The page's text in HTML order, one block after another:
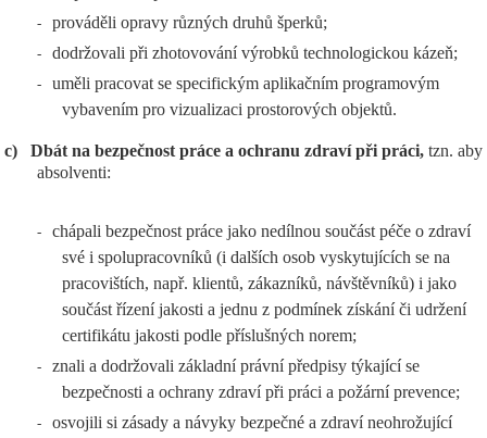
- prováděli opravy různých druhů šperků;
- dodržovali při zhotovování výrobků technologickou kázeň;
-
uměli pracovat se specifickým aplikačním programovým
vybavením pro vizualizaci prostorových objektů.
c) Dbát na bezpečnost práce a ochranu zdraví při práci, tzn. aby
absolventi:
-
chápali bezpečnost práce jako nedílnou součást péče o zdraví
své i spolupracovníků (i dalších osob vyskytujících se na
pracovištích, např. klientů, zákazníků, návštěvníků) i jako
součást řízení jakosti a jednu z podmínek získání či udržení
certifikátu jakosti podle příslušných norem;
-
znali a dodržovali základní právní předpisy týkající se
bezpečnosti a ochrany zdraví při práci a požární prevence;
-
osvojili si zásady a návyky bezpečné a zdraví neohrožující